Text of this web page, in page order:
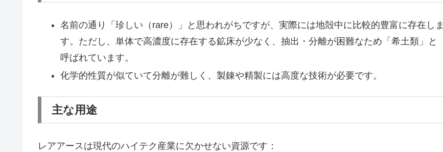
名前の通り「珍しい（rare）」と思われがちですが、実際には地殻中に比較的豊富に存在しま
す。ただし、単体で高濃度に存在する鉱床が少なく、抽出・分離が困難なため「希土類」と
呼ばれています。
化学的性質が似ていて分離が難しく、製錬や精製には高度な技術が必要です。
主な用途
レアアースは現代のハイテク産業に欠かせない資源です：